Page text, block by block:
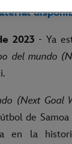
2023 - Ya
del mundo
(Next Goal
de Samoa
en la